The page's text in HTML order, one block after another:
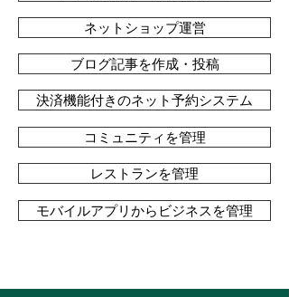
ネットショップ運営
ブログ記事を作成・投稿
決済機能付きのネット予約システム
コミュニティを管理
レストランを管理
モバイルアプリからビジネスを管理